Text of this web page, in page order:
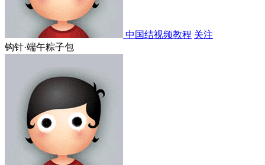
中国结视频教程 关注
钩针·端午粽子包